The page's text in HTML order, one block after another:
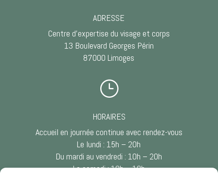
ADRESSE
Centre d’expertise du visage et corps
13 Boulevard Georges Périn
87000 Limoges
}
HORAIRES
Accueil en journée continue avec rendez-vous
Le lundi : 15h – 20h
Du mardi au vendredi : 10h – 20h
Le samedi : 10h – 18h